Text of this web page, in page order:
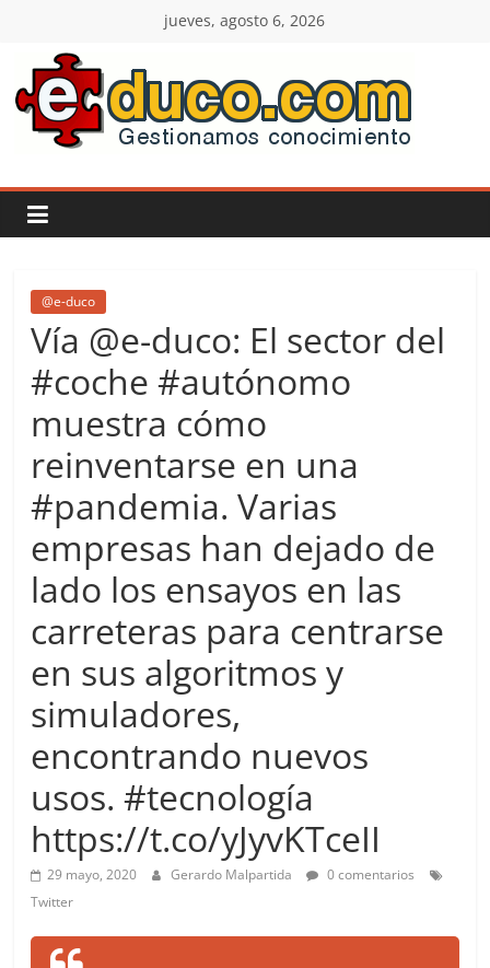
contenido
jueves, agosto 6, 2026
E-
duco:
Gestión
del
Conocimiento
Learn
Do
more.
Be
more.
@e-duco
Vía @e-duco: El sector del
#coche #autónomo
muestra cómo
reinventarse en una
#pandemia. Varias
empresas han dejado de
lado los ensayos en las
carreteras para centrarse
en sus algoritmos y
simuladores,
encontrando nuevos
usos. #tecnología
https://t.co/yJyvKTceII
29 mayo, 2020 Gerardo Malpartida
0 comentarios
Twitter